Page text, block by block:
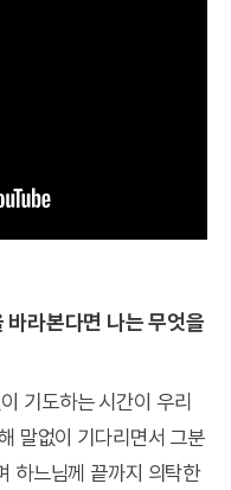
라본다면 나는 무엇을
기도하는 시간이 우리
말없이 기다리면서 그분
하느님께 끝까지 의탁한